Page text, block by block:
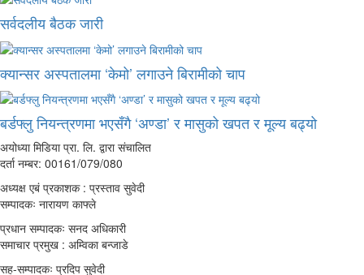
सर्वदलीय बैठक जारी
क्यान्सर अस्पतालमा ‘केमो’ लगाउने बिरामीको चाप
बर्डफ्लु नियन्त्रणमा भएसँगै ‘अण्डा’ र मासुको खपत र मूल्य बढ्यो
अयोध्या मिडिया प्रा. लि. द्वारा संचालित
दर्ता नम्बर: 00161/079/080
अध्यक्ष एबं प्रकाशक : प्रस्ताव सुवेदी
सम्पादकः नारायण काफ्ले
प्रधान सम्पादकः सनद अधिकारी
समाचार प्रमुख : अम्विका बन्जाडे
सह-सम्पादकः प्रदिप सुवेदी